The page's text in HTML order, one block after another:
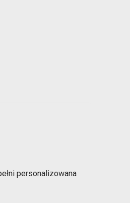
personalizowana